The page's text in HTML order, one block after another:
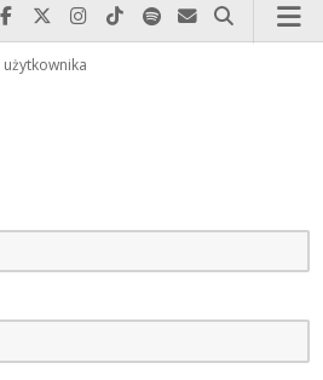
po prostu do nas zadzwoń
Odwiedź nas na Facebook-u
Odwiedź nas na X
Odwiedź nas na Instagram-ie
Odwiedź nas na TikTok-u
Szukaj nas na Spotify
Wyślij do nas
Szukaj